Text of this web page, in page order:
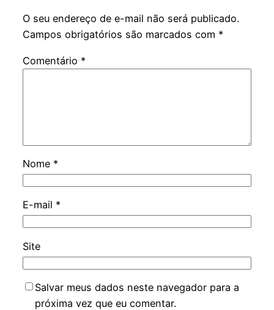
O seu endereço de e-mail não será publicado.
Campos obrigatórios são marcados com *
Comentário *
Nome *
E-mail *
Site
Salvar meus dados neste navegador para a
próxima vez que eu comentar.